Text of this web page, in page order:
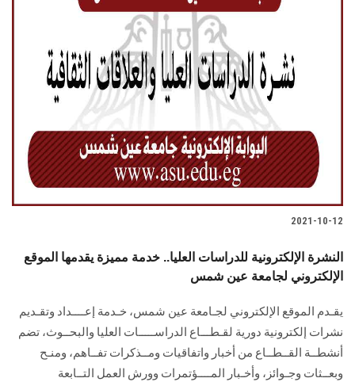
تواصل معنا
هيئة التدريس
الدراسات العليا
الزائـرون
سجل الان
2021-10-12
النشرة الإلكترونية للدراسات العليا.. خدمة مميزة يقدمها الموقع
الإلكتروني لجامعة عين شمس
يقـدم الموقع الإلكتروني لجـامعة عين شمس، خـدمة إعــــداد وتقـديم
نشرات إلكترونية دورية لقـطـــاع الدراســـــات العليا والبحــوث، تضم
أنشطــة القــطــاع من أخبار واتفاقيات ومــذكرات تفــاهم، ومنـح
وبعــثات وجـوائز، وأخـبار المــــؤتمرات وورش العمل التــابعة